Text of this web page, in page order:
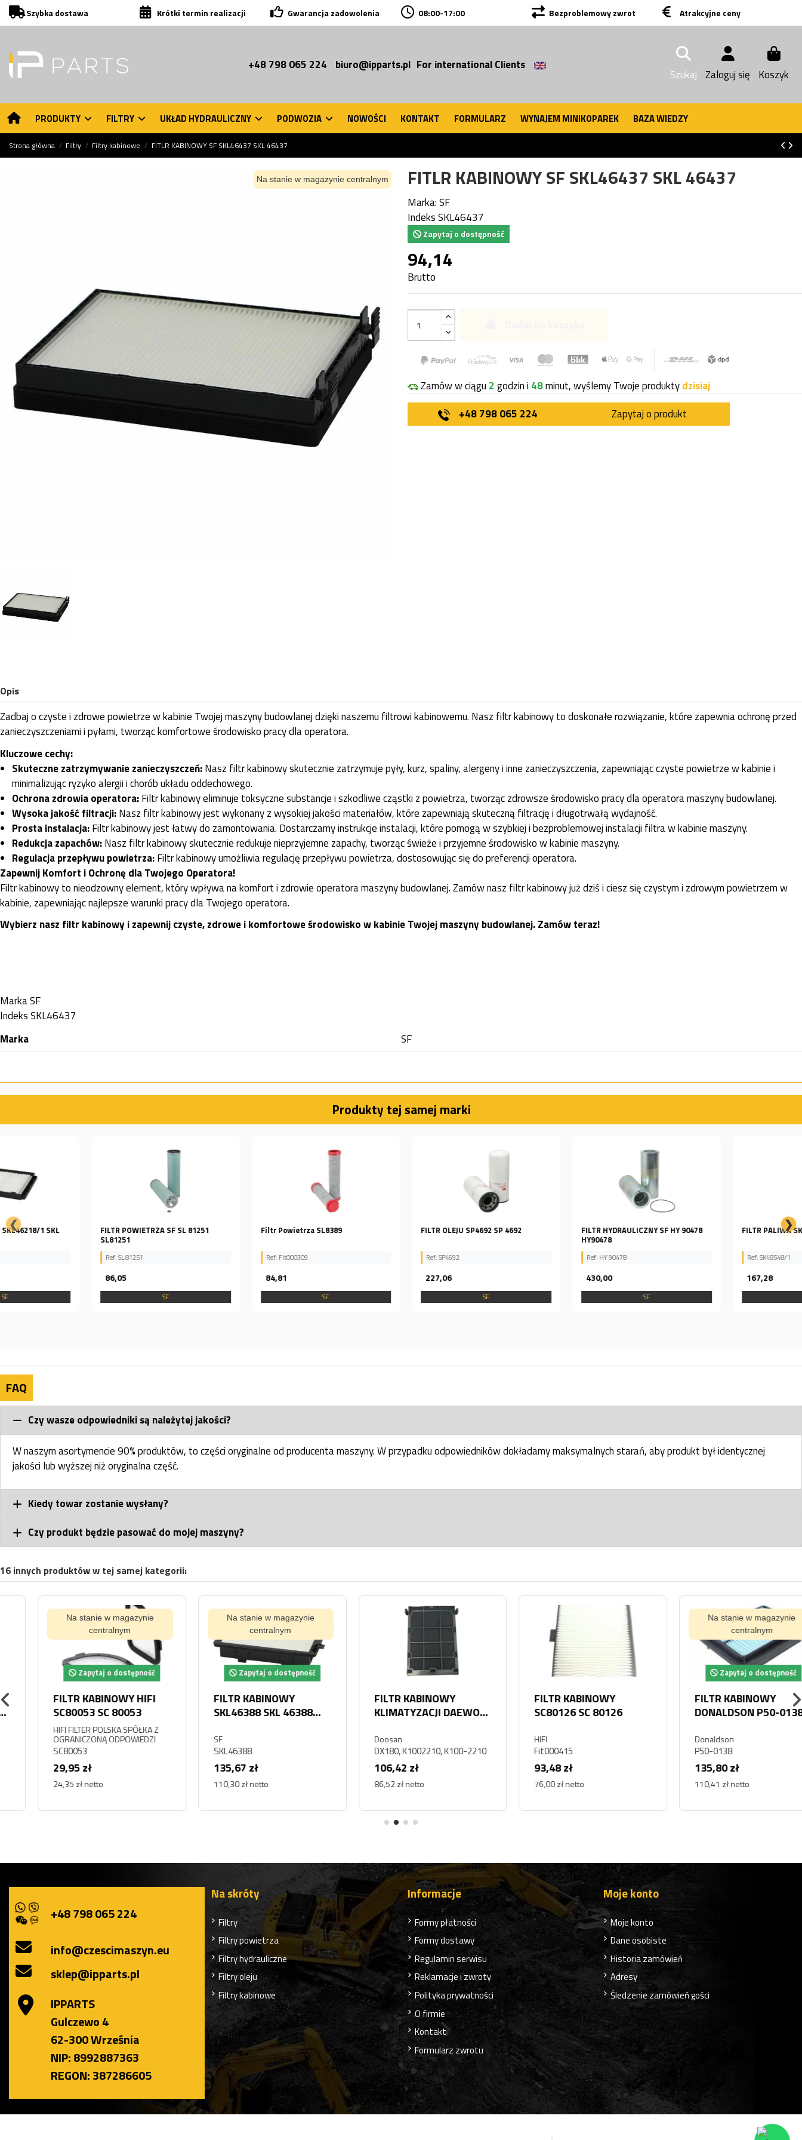
Szybka dostawa Krótki termin realizacji Gwarancja zadowolenia 08:00-17:00 Bezproblemowy zwrot Atrakcyjne ceny
+48 798 065 224 biuro@ipparts.pl For international Clients
Szukaj Zaloguj się Koszyk
PRODUKTY FILTRY UKŁAD HYDRAULICZNY PODWOZIA NOWOŚCI KONTAKT FORMULARZ WYNAJEM MINIKOPAREK BAZA WIEDZY
Strona główna Filtry Filtry kabinowe FITLR KABINOWY SF SKL46437 SKL 46437
Na stanie w magazynie centralnym FITLR KABINOWY SF SKL46437 SKL 46437
Marka:SF
IndeksSKL46437
Zapytaj o dostępność
94,14
Brutto
Zamów w ciągu 2 godzin i 48minut, wyślemy Twoje produktydzisiaj
+48 798 065 224
Zapytaj o produkt
Opis
Zadbaj o czyste i zdrowe powietrze w kabinie Twojej maszyny budowlanej dzięki naszemu filtrowi kabinowemu. Nasz filtr kabinowy to doskonałe rozwiązanie, które zapewnia ochronę przed
zanieczyszczeniami i pyłami, tworząc komfortowe środowisko pracy dla operatora.
Kluczowe cechy:
Skuteczne zatrzymywanie zanieczyszczeń:Nasz filtr kabinowy skutecznie zatrzymuje pyły, kurz, spaliny, alergeny i inne zanieczyszczenia, zapewniając czyste powietrze w kabinie i
minimalizując ryzyko alergii i chorób układu oddechowego.
Ochrona zdrowia operatora:Filtr kabinowy eliminuje toksyczne substancje i szkodliwe cząstki z powietrza, tworząc zdrowsze środowisko pracy dla operatora maszyny budowlanej.
Wysoka jakość filtracji:Nasz filtr kabinowy jest wykonany z wysokiej jakości materiałów, które zapewniają skuteczną filtrację i długotrwałą wydajność.
Prosta instalacja:Filtr kabinowy jest łatwy do zamontowania. Dostarczamy instrukcje instalacji, które pomogą w szybkiej i bezproblemowej instalacji filtra w kabinie maszyny.
Redukcja zapachów:Nasz filtr kabinowy skutecznie redukuje nieprzyjemne zapachy, tworząc świeże i przyjemne środowisko w kabinie maszyny.
Regulacja przepływu powietrza:Filtr kabinowy umożliwia regulację przepływu powietrza, dostosowując się do preferencji operatora.
Zapewnij Komfort i Ochronę dla Twojego Operatora!
Filtr kabinowy to nieodzowny element, który wpływa na komfort i zdrowie operatora maszyny budowlanej. Zamów nasz filtr kabinowy już dziś i ciesz się czystym i zdrowym powietrzem w
kabinie, zapewniając najlepsze warunki pracy dla Twojego operatora.
Wybierz nasz filtr kabinowy i zapewnij czyste, zdrowe i komfortowe środowisko w kabinie Twojej maszyny budowlanej. Zamów teraz!
MarkaSF
IndeksSKL46437
Marka
SF
Produkty tej samej marki
FILTR POWIETRZA SF SL 81251
Filtr Powietrza SL8389 FILTR OLEJU SP4692 SP 4692
FILTR HYDRAULICZNY SF HY 90478
FILTR PALIWA SK48548/1
❮ ❯
FAQ
Czy wasze odpowiedniki są należytej jakości?
W naszym asortymencie 90% produktów, to części oryginalne od producenta maszyny. W przypadku odpowiedników dokładamy maksymalnych starań, aby produkt był identycznej
jakości lub wyższej niż oryginalna część.
Kiedy towar zostanie wysłany?
Czy produkt będzie pasować do mojej maszyny?
16 innych produktów w tej samej kategorii:
Na stanie w magazynie
centralnym
Zapytaj o dostępność
FILTR KABINOWY HIFI
SC80053 SC 80053
HIFI FILTER POLSKA SPÓŁKA Z
OGRANICZONĄ ODPOWIEDZI
SC80053
29,95 zł
24,35 zł netto
Na stanie w magazynie
centralnym
Zapytaj o dostępność
FILTR KABINOWY
SKL46388 SKL 46388
SC90224 CA4996 SC
SKL46388
135,67 zł
110,30 zł netto
FILTR KABINOWY
KLIMATYZACJI DAEWOO
DX180, K1002210, K100-2210
106,42 zł
86,52 zł netto
FILTR KABINOWY
SC80126 SC 80126
Fit000415
93,48 zł
76,00 zł netto
Na stanie w magazynie
centralnym
Zapytaj o dostępność
FILTR KABINOWY
DONALDSON P50-0138
Donaldson
P50-0138
135,80 zł
110,41 zł netto
+48 798 065 224
info@czescimaszyn.eu
sklep@ipparts.pl
IPPARTS
Gulczewo 4
62-300 Września
NIP: 8992887363
REGON: 387286605
Na skróty
Filtry
Filtry powietrza
Filtry hydrauliczne
Filtry oleju
Filtry kabinowe
Informacje
Formy płatności
Formy dostawy
Regulamin serwisu
Reklamacje i zwroty
Polityka prywatności
O firmie
Kontakt
Formularz zwrotu
Moje konto
Moje konto
Dane osobiste
Historia zamówień
Adresy
Śledzenie zamówień gości